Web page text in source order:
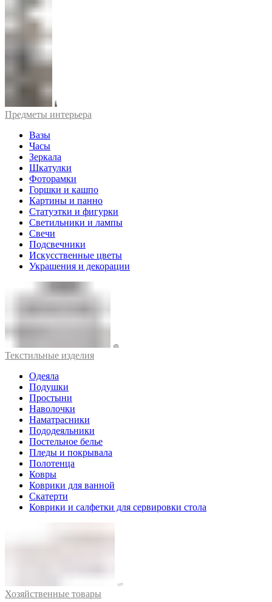
Предметы интерьера
Вазы
Часы
Зеркала
Шкатулки
Фоторамки
Горшки и кашпо
Картины и панно
Статуэтки и фигурки
Светильники и лампы
Свечи
Подсвечники
Искусственные цветы
Украшения и декорации
Текстильные изделия
Одеяла
Подушки
Простыни
Наволочки
Наматрасники
Пододеяльники
Постельное белье
Пледы и покрывала
Полотенца
Ковры
Коврики для ванной
Скатерти
Коврики и салфетки для сервировки стола
Хозяйственные товары